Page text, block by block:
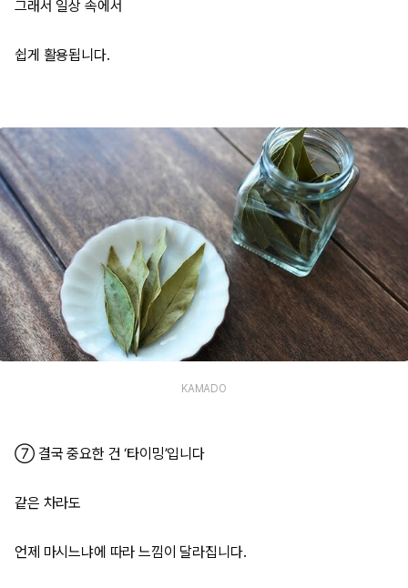
그래서 일상 속에서
쉽게 활용됩니다.
KAMADO
⑦ 결국 중요한 건 ‘타이밍’입니다
같은 차라도
언제 마시느냐에 따라 느낌이 달라집니다.